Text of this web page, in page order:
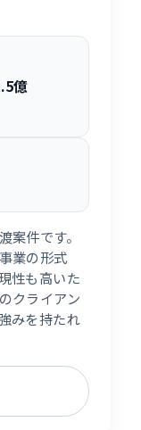
億
案件です。
業の形式
性も高いた
クライアン
みを持たれ